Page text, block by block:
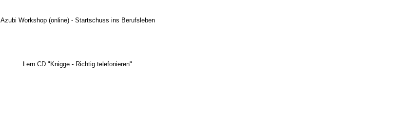
Azubi Workshop (online) - Startschuss ins Berufsleben
Lern CD "Knigge - Richtig telefonieren"